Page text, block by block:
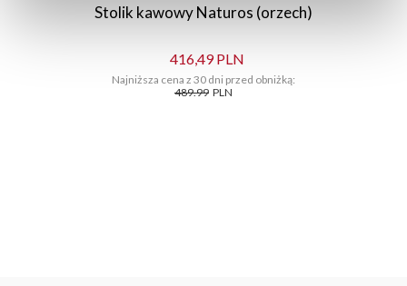
Stolik kawowy Naturos (orzech)
416,49 PLN
Najniższa cena z 30 dni przed obniżką:
489.99 PLN